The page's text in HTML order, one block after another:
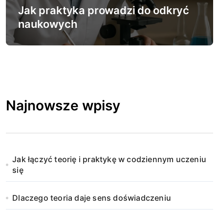
Jak praktyka prowadzi do odkryć
naukowych
Najnowsze wpisy
Jak łączyć teorię i praktykę w codziennym uczeniu
się
Dlaczego teoria daje sens doświadczeniu